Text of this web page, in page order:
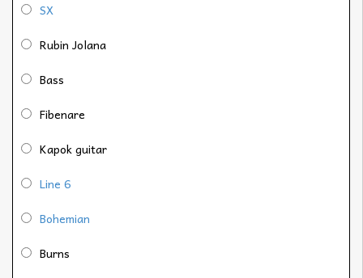
SX
Rubin Jolana
Bass
Fibenare
Kapok guitar
Line 6
Bohemian
Burns